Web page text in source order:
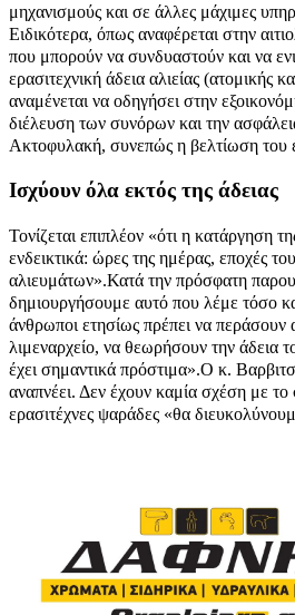
μηχανισμούς και σε άλλες μάχιμες
Ειδικότερα, όπως αναφέρεται στην
που μπορούν να συνδυαστούν και να
ερασιτεχνική άδεια αλιείας (ατομικής
αναμένεται να οδηγήσει στην
διέλευση των συνόρων και την
Ακτοφυλακή, συνεπώς η βελτίωση του
Ισχύουν όλα εκτός της άδειας
Τονίζεται επιπλέον «ότι η κατάργηση
ενδεικτικά: ώρες της ημέρας, εποχές
αλιευμάτων».Κατά την πρόσφατη
δημιουργήσουμε αυτό που λέμε τόσο
άνθρωποι ετησίως πρέπει να
λιμεναρχείο, να θεωρήσουν την άδεια
έχει σημαντικά πρόστιμα».Ο κ.
αναπνέει. Δεν έχουν καμία σχέση με
ερασιτέχνες ψαράδες «θα